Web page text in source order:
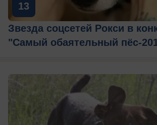
13
Звезда соцсетей Рокси в
"Самый обаятельный пёс-